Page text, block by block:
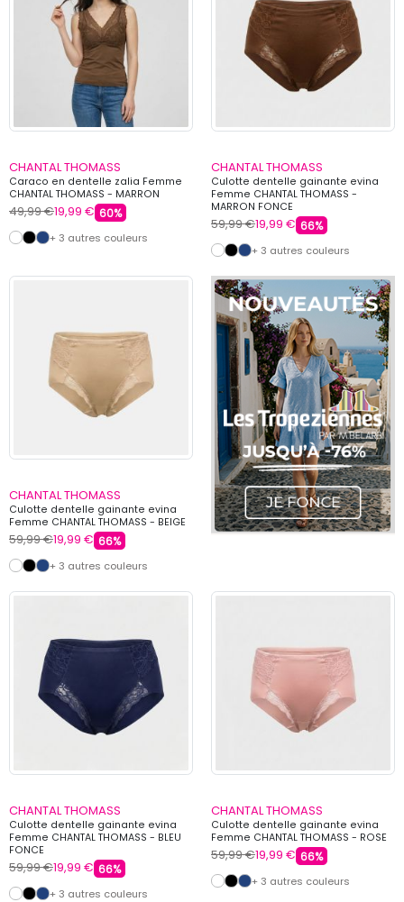
CHANTAL THOMASS
Caraco en dentelle zalia Femme
CHANTAL THOMASS - MARRON
49,99 €19,99 € 60%
+ 3 autres couleurs
CHANTAL THOMASS
Culotte dentelle gainante evina
Femme CHANTAL THOMASS -
MARRON FONCE
59,99 €19,99 € 66%
+ 3 autres couleurs
CHANTAL THOMASS
Culotte dentelle gainante evina
Femme CHANTAL THOMASS - BEIGE
59,99 €19,99 € 66%
+ 3 autres couleurs
CHANTAL THOMASS
Culotte dentelle gainante evina
Femme CHANTAL THOMASS - BLEU
FONCE
59,99 €19,99 € 66%
+ 3 autres couleurs
CHANTAL THOMASS
Culotte dentelle gainante evina
Femme CHANTAL THOMASS - ROSE
59,99 €19,99 € 66%
+ 3 autres couleurs